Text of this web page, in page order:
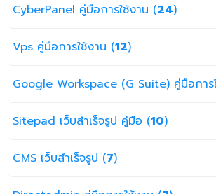
CyberPanel คู่มือการใช้งาน (24)
Vps คู่มือการใช้งาน (12)
Google Workspace (G Suite) คู่มือการ
Sitepad เว็บสำเร็จรูป คู่มือ (10)
CMS เว็บสำเร็จรูป (7)